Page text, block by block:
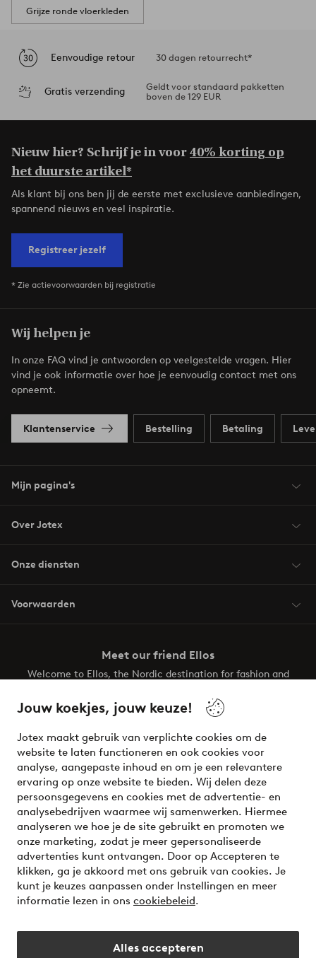
Jouw koekjes, jouw keuze!
Jotex maakt gebruik van verplichte cookies om de
website te laten functioneren en ook cookies voor
analyse, aangepaste inhoud en om je een relevantere
ervaring op onze website te bieden. Wij delen deze
persoonsgegevens en cookies met de advertentie- en
analysebedrijven waarmee wij samenwerken. Hiermee
analyseren we hoe je de site gebruikt en promoten we
onze marketing, zodat je meer gepersonaliseerde
advertenties kunt ontvangen. Door op Accepteren te
klikken, ga je akkoord met ons gebruik van cookies. Je
kunt je keuzes aanpassen onder Instellingen en meer
informatie lezen in ons cookiebeleid.
Alles accepteren
Grijze ronde vloerkleden
Eenvoudige retour 30 dagen retourrecht*
Gratis verzending
Geldt voor standaard pakketten
boven de 129 EUR
Nieuw hier? Schrijf je in voor40% korting op
het duurste artikel*
Als klant bij ons ben jij de eerste met exclusieve aanbiedingen,
spannend nieuws en veel inspiratie.
Registreer jezelf
* Zie actievoorwaarden bij registratie
Wij helpen je
In onze FAQ vind je antwoorden op veelgestelde vragen. Hier
vind je ook informatie over hoe je eenvoudig contact met ons
opneemt.
Klantenservice Bestelling Betaling
Mijn pagina's
Over Jotex
Onze diensten
Voorwaarden
Meet our friend Ellos
Welcome to Ellos, the Nordic destination for fashion and
your wardrobe. Your next inspiring look is here!
Veilig betalen - Nu betalen of opsplitsen
Wil je meer weten over onze betaalopties?